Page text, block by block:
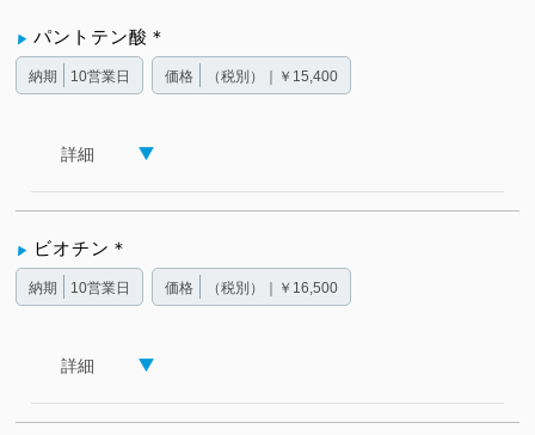
パントテン酸＊
納期 10営業日 価格 （税別）｜￥15,400
詳細
ビオチン＊
納期 10営業日 価格 （税別）｜￥16,500
詳細